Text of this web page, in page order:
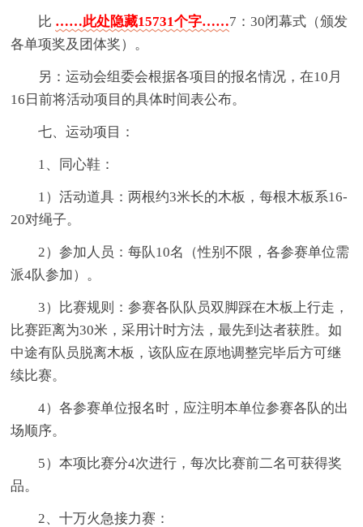
比 ……此处隐藏15731个字……7：30闭幕式（颁发
各单项奖及团体奖）。
另：运动会组委会根据各项目的报名情况，在10月
16日前将活动项目的具体时间表公布。
七、运动项目：
1、同心鞋：
1）活动道具：两根约3米长的木板，每根木板系16-
20对绳子。
2）参加人员：每队10名（性别不限，各参赛单位需
派4队参加）。
3）比赛规则：参赛各队队员双脚踩在木板上行走，
比赛距离为30米，采用计时方法，最先到达者获胜。如
中途有队员脱离木板，该队应在原地调整完毕后方可继
续比赛。
4）各参赛单位报名时，应注明本单位参赛各队的出
场顺序。
5）本项比赛分4次进行，每次比赛前二名可获得奖
品。
2、十万火急接力赛：